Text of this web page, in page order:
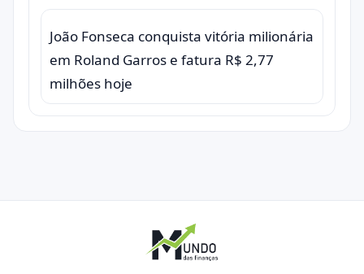
João Fonseca conquista vitória milionária
em Roland Garros e fatura R$ 2,77
milhões hoje